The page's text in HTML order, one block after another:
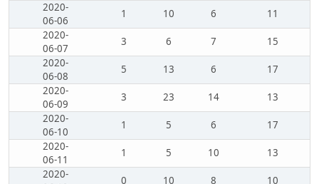
2020-
06-06
1 10 6
11
2020-
06-07
3 6 7
15
2020-
06-08
5 13 6
17
2020-
06-09
3 23 14
13
2020-
06-10
1 5 6
17
2020-
06-11
1 5 10
13
2020-
0 10 8
10